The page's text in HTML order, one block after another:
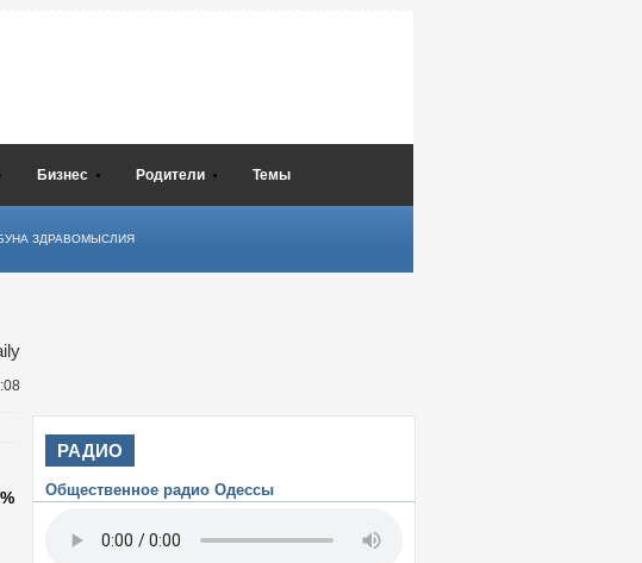
Бизнес Родители Темы
ЗДРАВОМЫСЛИЯ
РАДИО
Общественное радио Одессы